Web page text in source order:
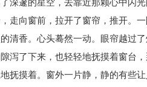
深邃的星空，去靠近那颗心中闪
走向窗前，拉开了窗帘，推开。
清香。心头蓦然一动。眼帘越过
泻了下来，也轻轻地抚摸着窗台
抚摸着。窗外一片静，静的有些